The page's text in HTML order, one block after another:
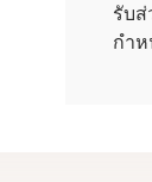
รับส่
กำห